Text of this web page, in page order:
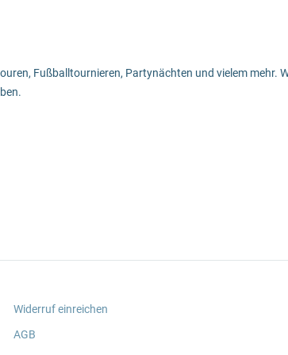
Fußballtournieren, Partynächten und vielem
Widerruf einreichen
AGB